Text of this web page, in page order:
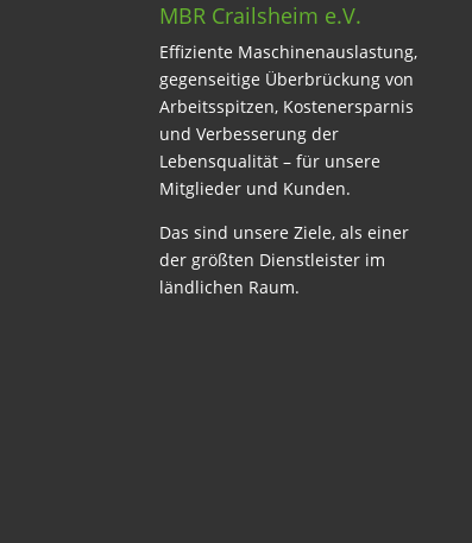
MBR Crailsheim e.V.
Effiziente Maschinenauslastung,
gegenseitige Überbrückung von
Arbeitsspitzen, Kostenersparnis
und Verbesserung der
Lebensqualität – für unsere
Mitglieder und Kunden.
Das sind unsere Ziele, als einer
der größten Dienstleister im
ländlichen Raum.